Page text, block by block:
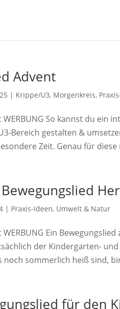
Advent
| Krippe/U3, Morgenkreis,
So kannst du ein
Bereich gestalten &
Zeit. Genau für diese
| Praxis-Ideen, Umwelt & Natur
Ein
der Kindergarten-
sommerlich heiß sind,
für den